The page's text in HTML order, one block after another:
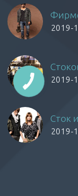
2019-
2019-
Сток
2019-